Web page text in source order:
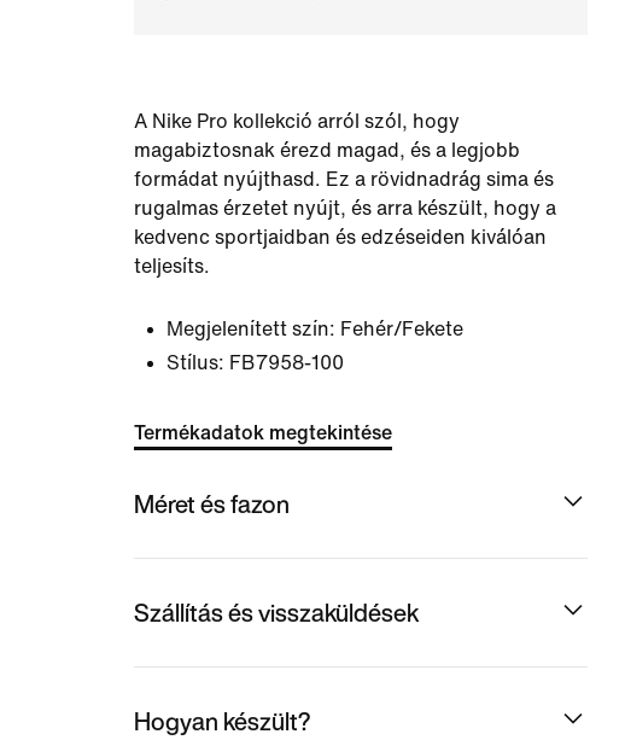
A Nike Pro kollekció arról szól, hogy
magabiztosnak érezd magad, és a legjobb
formádat nyújthasd. Ez a rövidnadrág sima és
rugalmas érzetet nyújt, és arra készült, hogy a
kedvenc sportjaidban és edzéseiden kiválóan
teljesíts.
Megjelenített szín: Fehér/Fekete
Stílus: FB7958-100
Termékadatok megtekintése
Méret és fazon
Szállítás és visszaküldések
Hogyan készült?